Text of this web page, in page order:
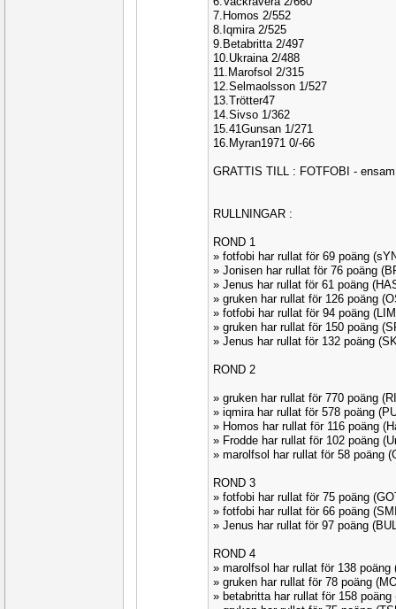
7.Homos 2/552
8.Iqmira 2/525
9.Betabritta 2/497
10.Ukraina 2/488
11.Marofsol 2/315
12.Selmaolsson 1/527
13.Trötter47
14.Sivso 1/362
15.41Gunsan 1/271
16.Myran1971 0/-66
GRATTIS TILL : FOTFOBI -
RULLNINGAR :
ROND 1
» fotfobi har rullat för 69 poäng
» Jonisen har rullat för 76 poäng
» Jenus har rullat för 61 poäng
» gruken har rullat för 126 poäng
» fotfobi har rullat för 94 poäng
» gruken har rullat för 150 poäng
» Jenus har rullat för 132 poäng
ROND 2
» gruken har rullat för 770 poäng
» iqmira har rullat för 578 poäng
» Homos har rullat för 116 poäng
» Frodde har rullat för 102 poäng
» marolfsol har rullat för 58 poäng
ROND 3
» fotfobi har rullat för 75 poäng
» fotfobi har rullat för 66 poäng
» Jenus har rullat för 97 poäng
ROND 4
» marolfsol har rullat för 138 poäng
» gruken har rullat för 78 poäng
» betabritta har rullat för 158 poäng